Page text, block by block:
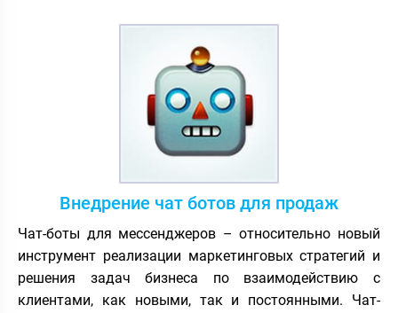
Внедрение чат ботов для продаж
Чат-боты для мессенджеров – относительно новый
инструмент реализации маркетинговых стратегий и
решения задач бизнеса по взаимодействию с
клиентами, как новыми, так и постоянными. Чат-